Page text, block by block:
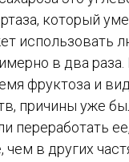
который
использовать
в два
фруктоза и
причины уже
переработать
в других